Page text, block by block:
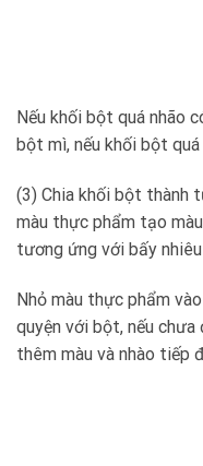
Nếu khối bột quá nhão
bột mì, nếu khối bột
(3) Chia khối bột thành
màu thực phẩm tạo
tương ứng với bấy
Nhỏ màu thực phẩm
quyện với bột, nếu
thêm màu và nhào tiếp